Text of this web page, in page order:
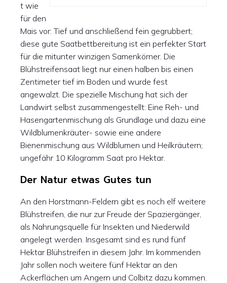
t wie
für den
Mais vor: Tief und anschließend fein gegrubbert;
diese gute Saatbettbereitung ist ein perfekter Start
für die mitunter winzigen Samenkörner. Die
Blühstreifensaat liegt nur einen halben bis einen
Zentimeter tief im Boden und wurde fest
angewalzt. Die spezielle Mischung hat sich der
Landwirt selbst zusammengestellt: Eine Reh- und
Hasengartenmischung als Grundlage und dazu eine
Wildblumenkräuter- sowie eine andere
Bienenmischung aus Wildblumen und Heilkräutern;
ungefähr 10 Kilogramm Saat pro Hektar.
Der Natur etwas Gutes tun
An den Horstmann-Feldern gibt es noch elf weitere
Blühstreifen, die nur zur Freude der Spaziergänger,
als Nahrungsquelle für Insekten und Niederwild
angelegt werden. Insgesamt sind es rund fünf
Hektar Blühstreifen in diesem Jahr. Im kommenden
Jahr sollen noch weitere fünf Hektar an den
Ackerflächen um Angern und Colbitz dazu kommen.